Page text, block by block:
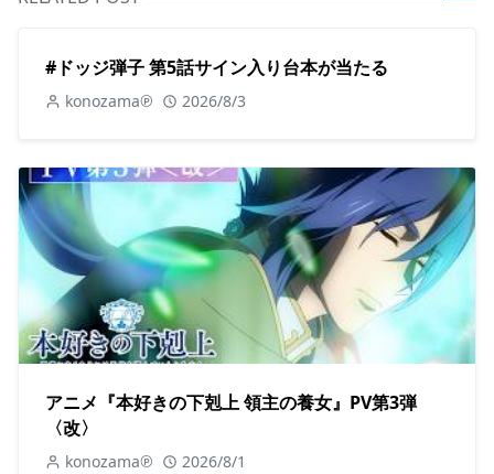
#ドッジ弾子 第5話サイン入り台本が当たる
konozama℗ 2026/8/3
アニメ『本好きの下剋上 領主の養女』PV第3弾
〈改〉
konozama℗ 2026/8/1